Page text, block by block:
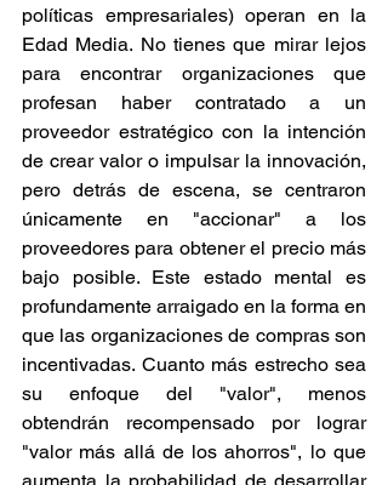
políticas empresariales) operan en la
Edad Media. No tienes que mirar lejos
para encontrar organizaciones que
profesan haber contratado a un
proveedor estratégico con la intención
de crear valor o impulsar la innovación,
pero detrás de escena, se centraron
únicamente en "accionar" a los
proveedores para obtener el precio más
bajo posible. Este estado mental es
profundamente arraigado en la forma en
que las organizaciones de compras son
incentivadas. Cuanto más estrecho sea
su enfoque del "valor", menos
obtendrán recompensado por lograr
"valor más allá de los ahorros", lo que